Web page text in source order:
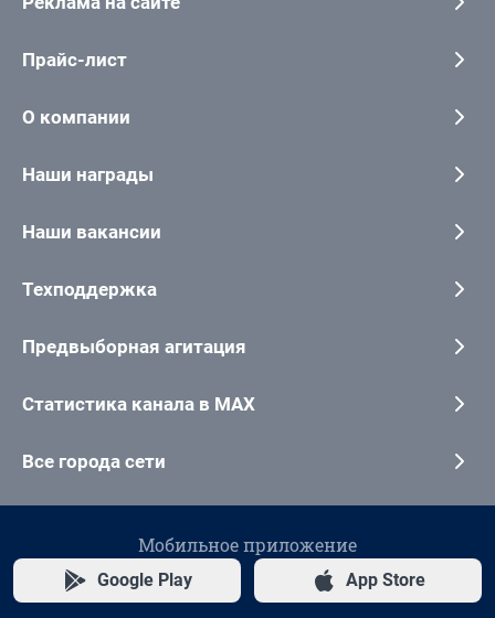
Прайс-лист
О компании
Наши награды
Наши вакансии
Техподдержка
Предвыборная агитация
Статистика канала в MAX
Все города сети
Мобильное приложение
Google Play App Store